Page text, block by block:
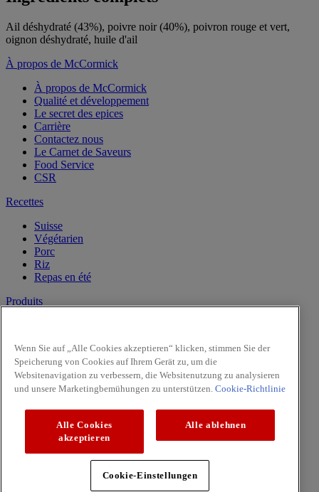
Ail déshydraté (43%), poivre noir (40%), poivron rouge et vert,
oignon déshydraté, huile d'ail
À propos de McCormick
À propos de McCormick
Qualité et développement
Le secret des epices
Carrière
Contactez nous
Le Carnet de Saveurs
Food Service
CSR
Recettes
Suisse
Végétarien
Porc
Riz
Repas en été
Produits
Epices
Intense
Pasta & Pizza
Youtube
Copyright © 2026 McCormick (McCormick & Company, Inc).
Tous droits réservés
Règles de confidentialité
Politique relative aux cookies
Wenn Sie auf „Alle Cookies akzeptieren“ klicken, stimmen Sie der
Speicherung von Cookies auf Ihrem Gerät zu, um die
Websitenavigation zu verbessern, die Websitenutzung zu analysieren
und unsere Marketingbemühungen zu unterstützen. Cookie-Richtlinie
Alle Cookies
akzeptieren
Alle ablehnen
Cookie-Einstellungen